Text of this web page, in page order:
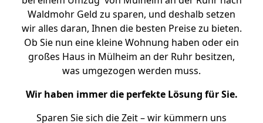
Waldmohr Geld zu sparen, und deshalb setzen
wir alles daran, Ihnen die besten Preise zu bieten.
Ob Sie nun eine kleine Wohnung haben oder ein
großes Haus in Mülheim an der Ruhr besitzen,
was umgezogen werden muss.
Wir haben immer die perfekte Lösung für Sie.
Sparen Sie sich die Zeit – wir kümmern uns